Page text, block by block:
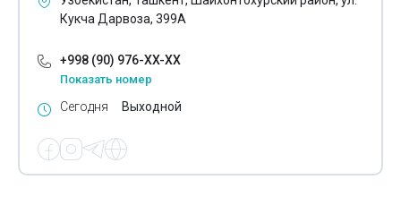
Кукча Дарвоза, 399А
+998 (90) 976-XX-XX
Показать номер
Сегодня Выходной